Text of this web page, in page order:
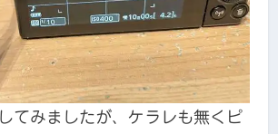
てみましたが、ケラレも無くピ